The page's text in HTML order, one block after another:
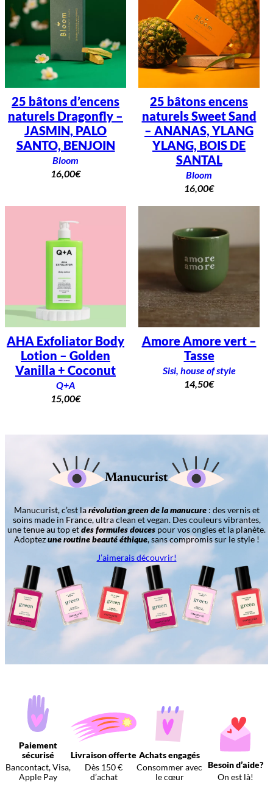
s
d
i
i
o
r
e
25 bâtons d’encens
naturels Dragonfly –
JASMIN, PALO
SANTO, BENJOIN
Bloom
16,00€
25 bâtons encens
naturels Sweet Sand
– ANANAS, YLANG
YLANG, BOIS DE
SANTAL
Bloom
16,00€
AHA Exfoliator Body
Lotion – Golden
Vanilla + Coconut
Q+A
15,00€
Amore Amore vert –
Tasse
Sisi, house of style
14,50€
Manucurist
Manucurist, c’est larévolution green de la manucure: des vernis et
soins made in France, ultra clean et vegan. Des couleurs vibrantes,
une tenue au top etdes formules douces pour vos ongles et la planète.
Adoptezune routine beauté éthique, sans compromis sur le style !
J’aimerais découvrir!
Paiement
sécurisé
Bancontact, Visa,
Apple Pay
Livraison offerte
Dès 150 €
d’achat
Achats engagés
Consommer avec
le cœur
Besoin d’aide?
On est là!